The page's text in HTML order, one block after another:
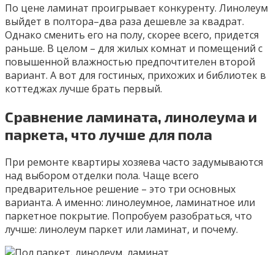
По цене ламинат проигрывает конкуренту. Линолеум
выйдет в полтора–два раза дешевле за квадрат.
Однако сменить его на полу, скорее всего, придется
раньше. В целом – для жилых комнат и помещений с
повышенной влажностью предпочтителен второй
вариант. А вот для гостиных, прихожих и библиотек в
коттеджах лучше брать первый.
Сравнение ламината, линолеума и
паркета, что лучше для пола
При ремонте квартиры хозяева часто задумываются
над выбором отделки пола. Чаще всего
предварительное решение – это три основных
варианта. А именно: линолеумное, ламинатное или
паркетное покрытие. Попробуем разобраться, что
лучше: линолеум паркет или ламинат, и почему.